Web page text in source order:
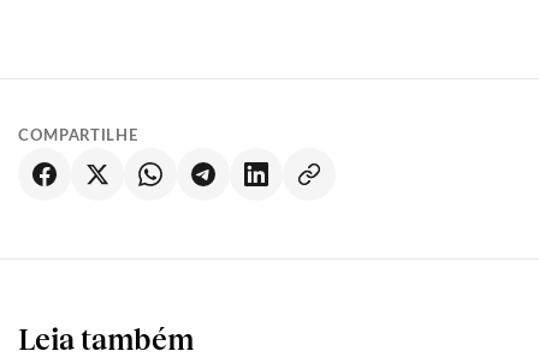
COMPARTILHE
Leia também